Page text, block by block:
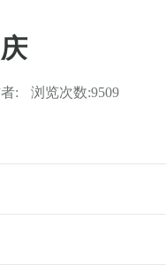
: 浏览次数:9509